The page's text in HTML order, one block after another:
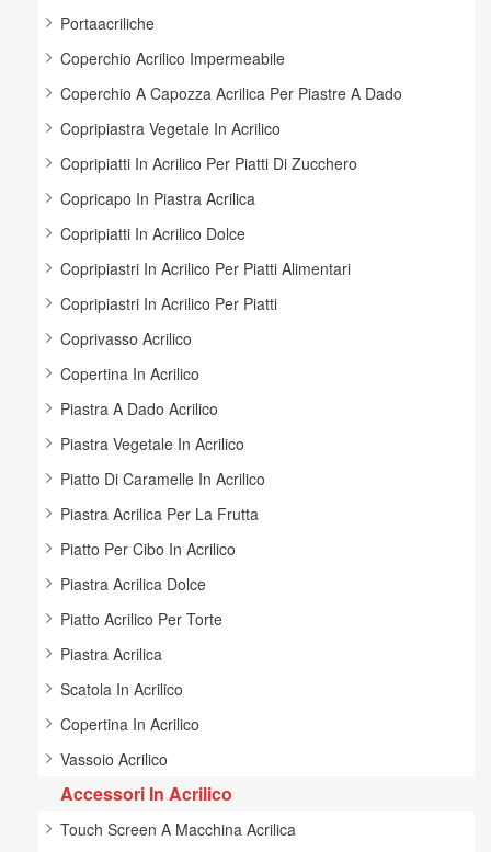
Portaacriliche
Coperchio Acrilico Impermeabile
Coperchio A Capozza Acrilica Per Piastre A Dado
Copripiastra Vegetale In Acrilico
Copripiatti In Acrilico Per Piatti Di Zucchero
Copricapo In Piastra Acrilica
Copripiatti In Acrilico Dolce
Copripiastri In Acrilico Per Piatti Alimentari
Copripiastri In Acrilico Per Piatti
Coprivasso Acrilico
Copertina In Acrilico
Piastra A Dado Acrilico
Piastra Vegetale In Acrilico
Piatto Di Caramelle In Acrilico
Piastra Acrilica Per La Frutta
Piatto Per Cibo In Acrilico
Piastra Acrilica Dolce
Piatto Acrilico Per Torte
Piastra Acrilica
Scatola In Acrilico
Copertina In Acrilico
Vassoio Acrilico
Accessori In Acrilico
Touch Screen A Macchina Acrilica